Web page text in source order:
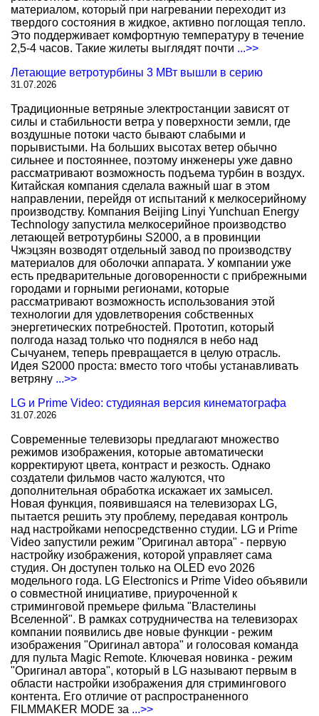
материалом, который при нагревании переходит из
твердого состояния в жидкое, активно поглощая тепло.
Это поддерживает комфортную температуру в течение
2,5-4 часов. Такие жилеты выглядят почти ...>>
Летающие ветротурбины 3 МВт вышли в серию
31.07.2026
Традиционные ветряные электростанции зависят от
силы и стабильности ветра у поверхности земли, где
воздушные потоки часто бывают слабыми и
порывистыми. На больших высотах ветер обычно
сильнее и постояннее, поэтому инженеры уже давно
рассматривают возможность подъема турбин в воздух.
Китайская компания сделала важный шаг в этом
направлении, перейдя от испытаний к мелкосерийному
производству. Компания Beijing Linyi Yunchuan Energy
Technology запустила мелкосерийное производство
летающей ветротурбины S2000, а в провинции
Чжэцзян возводят отдельный завод по производству
материалов для оболочки аппарата. У компании уже
есть предварительные договоренности с прибрежными
городами и горными регионами, которые
рассматривают возможность использования этой
технологии для удовлетворения собственных
энергетических потребностей. Прототип, который
полгода назад только что поднялся в небо над
Сычуанем, теперь превращается в целую отрасль.
Идея S2000 проста: вместо того чтобы устанавливать
ветряну ...>>
LG и Prime Video: студияная версия кинематографа
31.07.2026
Современные телевизоры предлагают множество
режимов изображения, которые автоматически
корректируют цвета, контраст и резкость. Однако
создатели фильмов часто жалуются, что
дополнительная обработка искажает их замысел.
Новая функция, появившаяся на телевизорах LG,
пытается решить эту проблему, передавая контроль
над настройками непосредственно студии. LG и Prime
Video запустили режим "Оригинал автора" - первую
настройку изображения, которой управляет сама
студия. Он доступен только на OLED evo 2026
модельного года. LG Electronics и Prime Video объявили
о совместной инициативе, приуроченной к
стриминговой премьере фильма "Властелины
Вселенной". В рамках сотрудничества на телевизорах
компании появились две новые функции - режим
изображения "Оригинал автора" и голосовая команда
для пульта Magic Remote. Ключевая новинка - режим
"Оригинал автора", который в LG называют первым в
области настройки изображения для стримингового
контента. Его отличие от распространенного
FILMMAKER MODE за ...>>